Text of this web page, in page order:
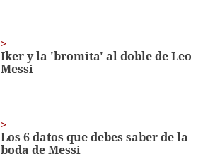
Iker y la 'bromita' al doble de Leo
Messi
Los 6 datos que debes saber de la
boda de Messi